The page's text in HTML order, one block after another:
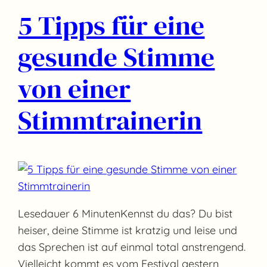
5 Tipps für eine
gesunde Stimme
von einer
Stimmtrainerin
Lesedauer 6 MinutenKennst du das? Du bist
heiser, deine Stimme ist kratzig und leise und
das Sprechen ist auf einmal total anstrengend.
Vielleicht kommt es vom Festival gestern